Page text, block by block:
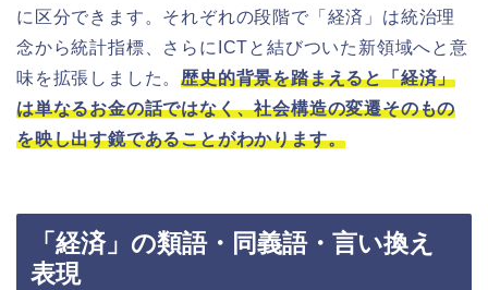
に区分できます。それぞれの段階で「経済」は統治理
念から統計指標、さらにICTと結びついた新領域へと意
味を拡張しました。歴史的背景を踏まえると「経済」
は単なるお金の話ではなく、社会構造の変遷そのもの
を映し出す鏡であることがわかります。
「経済」の類語・同義語・言い換え
表現